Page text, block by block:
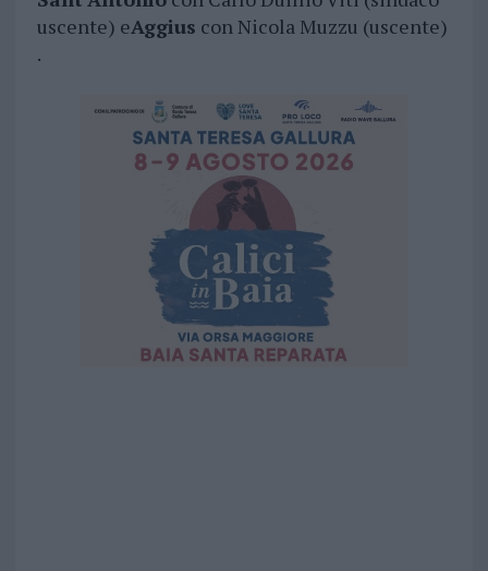
uscente) eAggius con Nicola Muzzu (uscente)
.